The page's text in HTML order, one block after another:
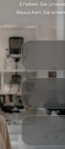
Erleben Sie
Besuchen Sie